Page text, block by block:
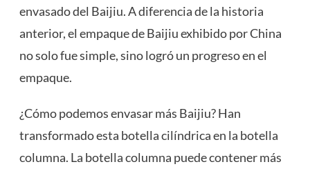
envasado del Baijiu. A diferencia de la historia
anterior, el empaque de Baijiu exhibido por China
no solo fue simple, sino logró un progreso en el
empaque.
¿Cómo podemos envasar más Baijiu? Han
transformado esta botella cilíndrica en la botella
columna. La botella columna puede contener más